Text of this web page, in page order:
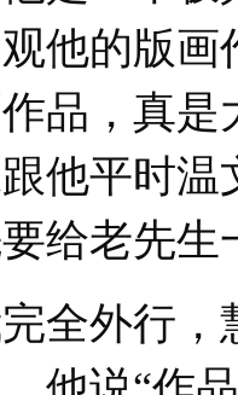
他的版
品，真
他平时
给老先
外行，